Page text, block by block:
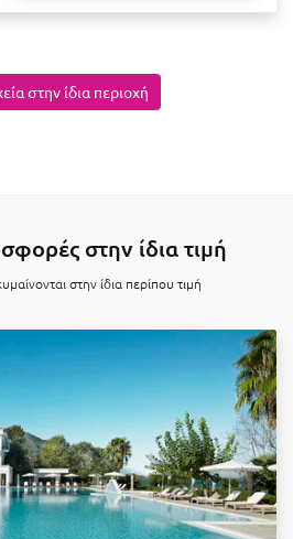
στην ίδια περιοχή
στην ίδια τιμή
στην ίδια περίπου τιμή